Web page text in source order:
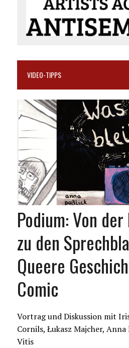
VIDEO-TIPPS
Podium: Von
zu den
Queere
Comic
Vortrag und Diskussion mit
Cornils, Łukasz Majcher,
Vitis